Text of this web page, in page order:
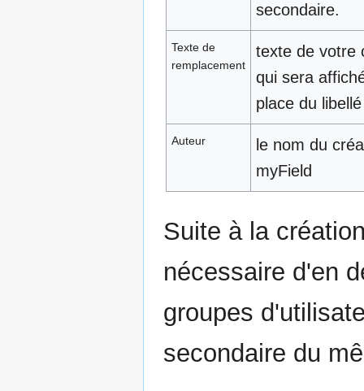
secondaire.
Texte de
remplacement
texte de votre
qui sera
place du
Auteur
le nom du
myField
Suite à la
nécessaire d'en
groupes
secondaire du